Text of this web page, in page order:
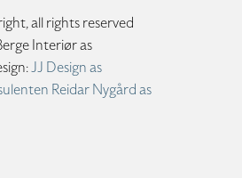
all rights reserved
Interiør as
JJ Design as
Reidar Nygård as